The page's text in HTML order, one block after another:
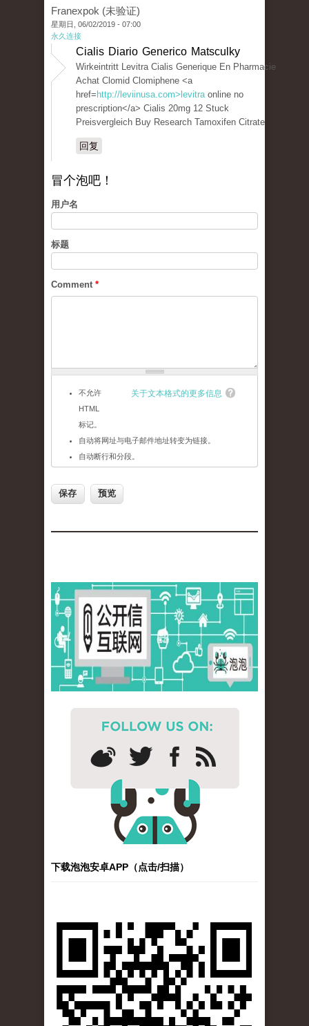
Franexpok (未验证)
星期日, 06/02/2019 - 07:00
永久连接
Cialis Diario Generico Matsculky
Wirkeintritt Levitra Cialis Generique En Pharmacie
Achat Clomid Clomiphene <a
href= http://leviinusa.com>levitraonline no
prescription</a> Cialis 20mg 12 Stuck
Preisvergleich Buy Research Tamoxifen Citrate
回复
冒个泡吧！
用户名
标题
Comment *
关于文本格式的更多信息
不允许
HTML
标记。
自动将网址与电子邮件地址转变为链接。
自动断行和分段。
下载泡泡安卓APP（点击/扫描）